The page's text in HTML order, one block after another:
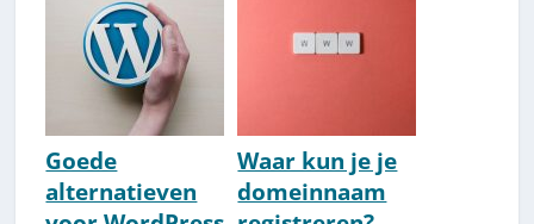
systemen
[2026]
Review &
Conclusie]
Goede
alternatieven
Waar kun je je
domeinnaam